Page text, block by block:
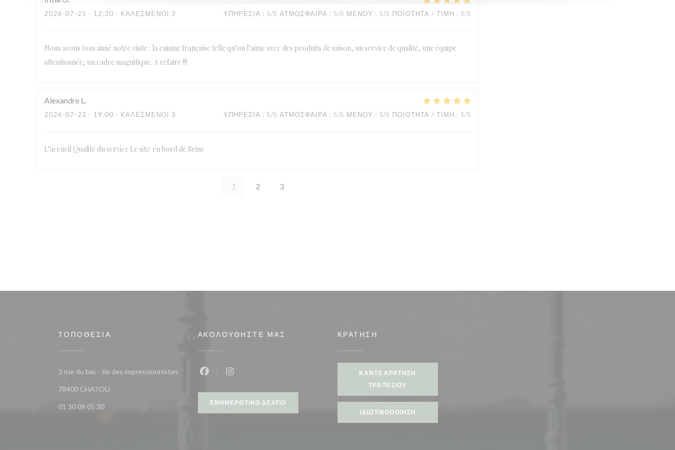
2026-07-25 - 12:30 - ΚΑΛΕΣΜΈΝΟΙ 3 ΥΠΗΡΕΣΊΑ : 5/5 ΑΤΜΌΣΦΑΙΡΑ : 5/5 ΜΕΝΟΎ : 5/5 ΠΟΙΌΤΗΤΑ / ΤΙΜΉ : 5/5
Nous avons tous aimé notre visite : la cuisine française telle qu’on l’aime avec des produits de saison, un service de qualité, une équipe
attentionnée, un cadre magnifique. A refaire !!!
Alexandre L
2026-07-23 - 19:00 - ΚΑΛΕΣΜΈΝΟΙ 3 ΥΠΗΡΕΣΊΑ : 5/5 ΑΤΜΌΣΦΑΙΡΑ : 5/5 ΜΕΝΟΎ : 5/5 ΠΟΙΌΤΗΤΑ / ΤΙΜΉ : 5/5
L’accueil Qualité du service Le site: en bord de Seine
1 2 3
ΤΟΠΟΘΕΣΊΑ
3 rue du bac - Ile des impressionnistes
78400 CHATOU((ανοίγει σε νέο παράθυρο))
01 30 09 05 30
ΑΚΟΛΟΥΘΉΣΤΕ ΜΑΣ
Instagram ((ανοίγει σε νέο παράθυρο))
ΕΝΗΜΕΡΩΤΙΚΌ ΔΕΛΤΊΟ
ΚΡΆΤΗΣΗ
ΚΆΝΤΕ ΚΡΆΤΗΣΗ
ΤΡΑΠΕΖΙΟΎ
ΙΔΙΩΤΙΚΟΠΟΊΗΣΗ